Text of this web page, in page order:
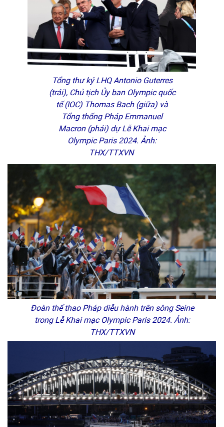
Tổng thư ký LHQ Antonio Guterres
(trái), Chủ tịch Ủy ban Olympic quốc
tế (IOC) Thomas Bach (giữa) và
Tổng thống Pháp Emmanuel
Macron (phải) dự Lễ Khai mạc
Olympic Paris 2024. Ảnh:
THX/TTXVN
Đoàn thể thao Pháp diễu hành trên sông Seine
trong Lễ Khai mạc Olympic Paris 2024. Ảnh:
THX/TTXVN